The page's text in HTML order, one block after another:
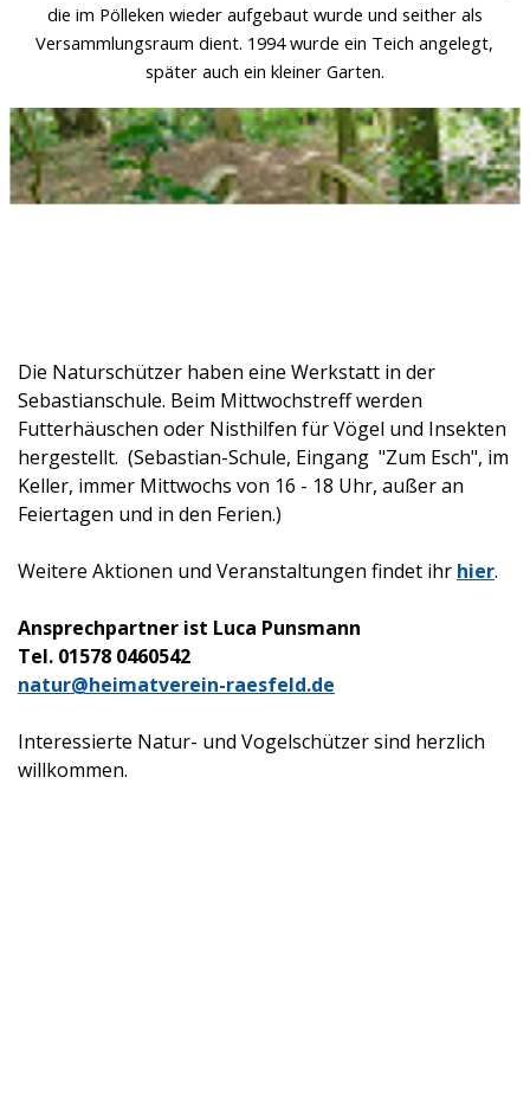
die im Pölleken wieder aufgebaut wurde und seither als
Versammlungsraum dient. 1994 wurde ein Teich angelegt,
später auch ein kleiner Garten.
Die Naturschützer haben eine Werkstatt in der
Sebastianschule. Beim Mittwochstreff werden
Futterhäuschen oder Nisthilfen für Vögel und Insekten
hergestellt. (Sebastian-Schule, Eingang "Zum Esch", im
Keller, immer Mittwochs von 16 - 18 Uhr, außer an
Feiertagen und in den Ferien.)
Weitere Aktionen und Veranstaltungen findet ihr hier.
Ansprechpartner ist Luca Punsmann
Tel. 01578 0460542
natur@heimatverein-raesfeld.de
Interessierte Natur- und Vogelschützer sind herzlich
willkommen.